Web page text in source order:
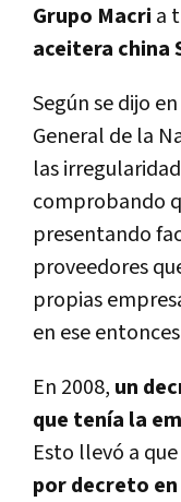
Grupo Macri a
aceitera china
Según se dijo
General de la
las
comprobando
presentando
proveedores
propias
en ese
En 2008, un
que tenía la
Esto llevó a que
por decreto en